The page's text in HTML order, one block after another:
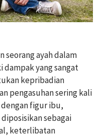
seorang ayah dalam
yang sangat
kepribadian
pengasuhan sering kali
figur ibu,
sebagai
keterlibatan